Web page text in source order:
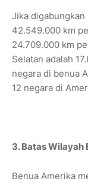
Jika digabungkan
42.549.000 km
24.709.000 km
Selatan adalah
negara di benua
12 negara di
3. Batas Wilayah
Benua Amerika